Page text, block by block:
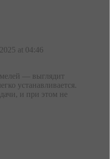
at 04:46
— выглядит
устанавливается.
и при этом не